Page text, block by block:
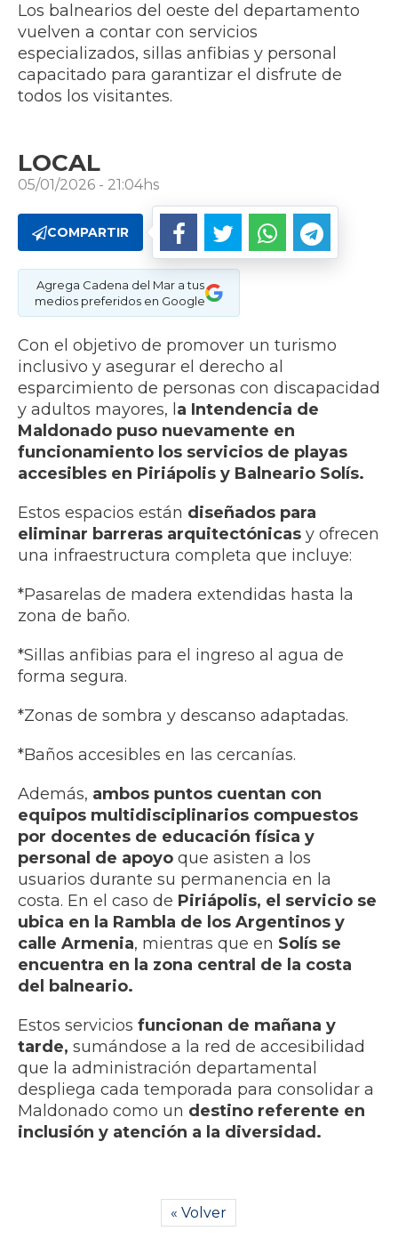
​Los balnearios del oeste del departamento
vuelven a contar con servicios
especializados, sillas anfibias y personal
capacitado para garantizar el disfrute de
todos los visitantes.
LOCAL
05/01/2026 - 21:04hs
COMPARTIR
Agrega Cadena del Mar a tus
medios preferidos en Google
Con el objetivo de promover un turismo
inclusivo y asegurar el derecho al
esparcimiento de personas con discapacidad
y adultos mayores, la Intendencia de
Maldonado puso nuevamente en
funcionamiento los servicios de playas
accesibles en Piriápolis y Balneario Solís.
​Estos espacios están diseñados para
eliminar barreras arquitectónicas y ofrecen
una infraestructura completa que incluye:
​*Pasarelas de madera extendidas hasta la
zona de baño.
*​Sillas anfibias para el ingreso al agua de
forma segura.
​*Zonas de sombra y descanso adaptadas.
*​Baños accesibles en las cercanías.
​Además, ambos puntos cuentan con
equipos multidisciplinarios compuestos
por docentes de educación física y
personal de apoyo que asisten a los
usuarios durante su permanencia en la
costa. En el caso de Piriápolis, el servicio se
ubica en la Rambla de los Argentinos y
calle Armenia, mientras que en Solís se
encuentra en la zona central de la costa
del balneario.
​Estos servicios funcionan de mañana y
tarde, sumándose a la red de accesibilidad
que la administración departamental
despliega cada temporada para consolidar a
Maldonado como un destino referente en
inclusión y atención a la diversidad.
« Volver